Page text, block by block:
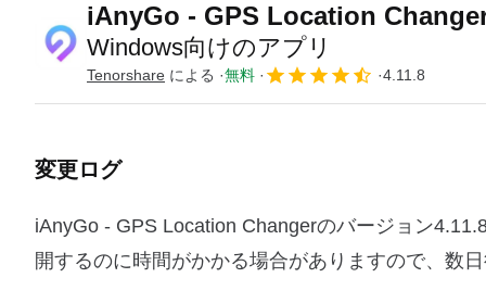
iAnyGo - GPS Location
Windows向けのアプリ
Tenorshare による 無料 4.11.8
変更ログ
iAnyGo - GPS Location Changerのバージョン
開するのに時間がかかる場合がありますので、数